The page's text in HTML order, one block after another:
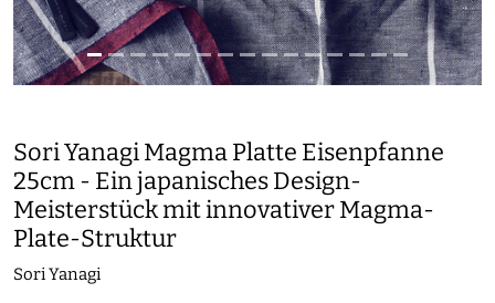
Sori Yanagi Magma Platte Eisenpfanne
25cm - Ein japanisches Design-
Meisterstück mit innovativer Magma-
Plate-Struktur
Sori Yanagi